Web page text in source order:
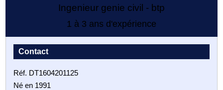
Ingenieur genie civil - btp
1 à 3 ans d'expérience
Contact
Réf. DT1604201125
Né en 1991